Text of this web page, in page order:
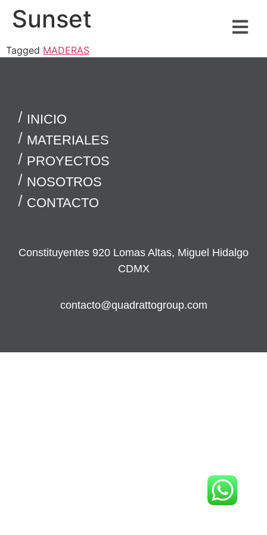
Sunset
Tagged MADERAS
INICIO
MATERIALES
PROYECTOS
NOSOTROS
CONTACTO
Constituyentes 920 Lomas Altas, Miguel Hidalgo
CDMX
contacto@quadrattogroup.com